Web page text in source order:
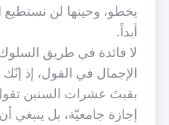
يخطو، وحينها لن
أبداً.
لا فائدة في طريق
الإجمال في القول، إذ
بقيتَ عشرات السنين
إجازة جامعيّة، بل ينبغي